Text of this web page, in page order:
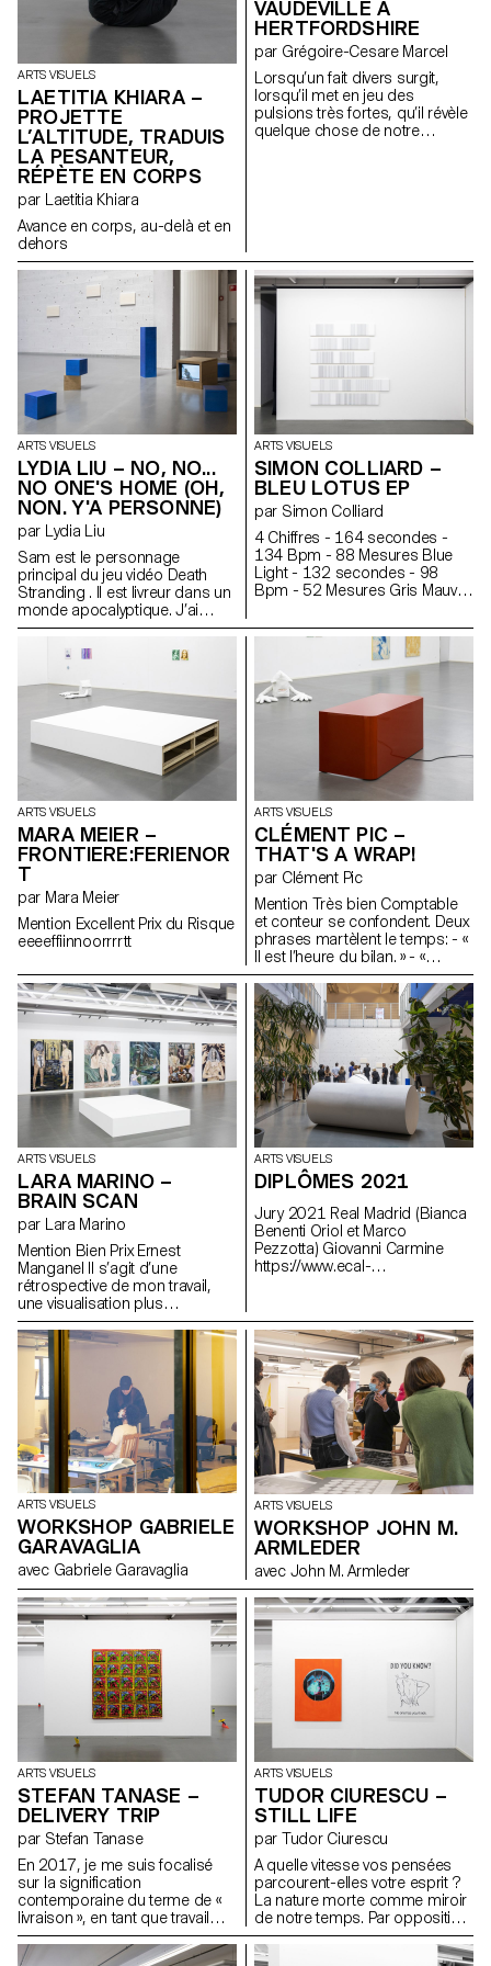
ARTS VISUELS
LAETITIA KHIARA –
PROJETTE
L’ALTITUDE, TRADUIS
LA PESANTEUR,
RÉPÈTE EN CORPS
par Laetitia Khiara
Avance en corps, au-delà et en
dehors
VAUDEVILLE À
HERTFORDSHIRE
par Grégoire-Cesare Marcel
Lorsqu’un fait divers surgit,
lorsqu’il met en jeu des
pulsions très fortes, qu’il révèle
quelque chose de notre
machine, un accélérateur
d’histoires.
ARTS VISUELS
LYDIA LIU – NO, NO...
NO ONE'S HOME (OH,
NON. Y'A PERSONNE)
par Lydia Liu
Sam est le personnage
principal du jeu vidéo Death
Stranding . Il est livreur dans un
monde apocalyptique. J’ai
conduit Sam dans la montagne
enneigée, et sous un abri, je l’ai
endormi. Sam murmure de
temps en temps dans son
sommeil. « Just a little longer... ».
Parfois il respire fort. Sam dort
toujours, mais BB se réveille
souvent. Un orage gronde au
loin... ailleurs, une échelle a
commencé à se détériorer. Il se
passe quelque chose, et pas
grand-chose, comme dans un
aquarium.
ARTS VISUELS
SIMON COLLIARD –
BLEU LOTUS EP
par Simon Colliard
4 Chiffres - 164 secondes -
134 Bpm - 88 Mesures Blue
Light - 132 secondes - 98
Bpm - 52 Mesures Gris Mauve
88 Mesures Summer Hit - 160
secondes - 160 Bpm - 108
Mesures PRNFS - 217
Secondes - 84 Bpm - 76
Mesures Rêve - 180 Secondes
- 115 Bpm - 88 Mesures
Bpm - 63 Mesures 1 syllabe =
1 Ligne est une traduction de
sept chansons en tableaux.
ARTS VISUELS
MARA MEIER –
FRONTIERE:FERIENOR
T
par Mara Meier
Mention Excellent Prix du Risque
eeeeffiinnoorrrrtt
ARTS VISUELS
CLÉMENT PIC –
THAT'S A WRAP!
par Clément Pic
Mention Très bien Comptable
et conteur se confondent. Deux
phrases martèlent le temps: - «
Il est l’heure du bilan. » - «
Objectifs non atteints. »
ARTS VISUELS
LARA MARINO –
BRAIN SCAN
par Lara Marino
Mention Bien Prix Ernest
Manganel Il s’agit d’une
rétrospective de mon travail,
une visualisation plus
approfondie de mon mémoire
et une prolongation de mes
recherches. Par la métaphore
d’une forêt cérébrale où
prennent place et cohabitent
plusieurs œuvres,
personnages, espaces et
objets. Le corps est également
intégré comme une forme de
paysage. Un écosystème
rempli d’informations où le
travail dévoile sa création. A
travers la fascination de
l’évolution et de la dégradation
corporelles, on découvre des
environnements picturaux,
figuratifs et chimériques, qui
explorent la relation de
l’imaginaire et des liens
maternels. Pour reprendre les
mots de Romain Gary dans
son ouvrage La promesse de
l’aube : « Avec l’amour
maternelle la vie vous fait à
l’aube une promesse qu’elle ne
tiendra jamais. »
ARTS VISUELS
DIPLÔMES 2021
Jury 2021 Real Madrid (Bianca
Benenti Oriol et Marco
Pezzotta) Giovanni Carmine
https://www.ecal-
ARTS VISUELS
WORKSHOP GABRIELE
GARAVAGLIA
avec Gabriele Garavaglia
ARTS VISUELS
WORKSHOP JOHN M.
ARMLEDER
avec John M. Armleder
ARTS VISUELS
STEFAN TANASE –
DELIVERY TRIP
par Stefan Tanase
En 2017, je me suis focalisé
sur la signification
contemporaine du terme de «
livraison », en tant que travail
quotidien dans la vie réelle.
Depuis, cette notion est
ARTS VISUELS
TUDOR CIURESCU –
STILL LIFE
par Tudor Ciurescu
A quelle vitesse vos pensées
parcourent-elles votre esprit ?
La nature morte comme miroir
de notre temps. Par opposition
à l’accélérationnisme, la nature
morte marque une pause et